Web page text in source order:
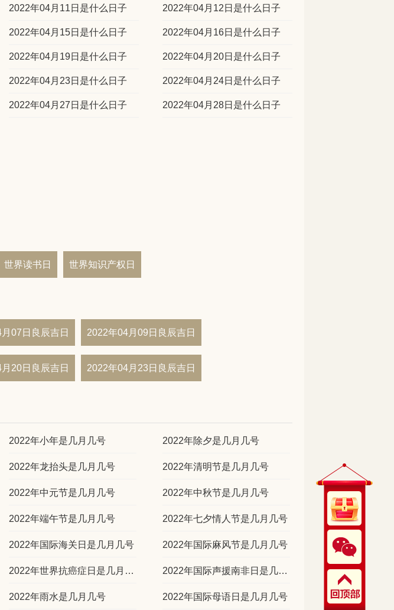
2022年04月11日是什么日子 2022年04月12日是什么日子
2022年04月15日是什么日子 2022年04月16日是什么日子
2022年04月19日是什么日子 2022年04月20日是什么日子
2022年04月23日是什么日子 2022年04月24日是什么日子
2022年04月27日是什么日子 2022年04月28日是什么日子
世界读书日 世界知识产权日
07日良辰吉日 2022年04月09日良辰吉日
20日良辰吉日 2022年04月23日良辰吉日
2022年小年是几月几号 2022年除夕是几月几号
2022年龙抬头是几月几号 2022年清明节是几月几号
2022年中元节是几月几号 2022年中秋节是几月几号
2022年端午节是几月几号 2022年七夕情人节是几月几号
2022年国际海关日是几月几号 2022年国际麻风节是几月几号
2022年世界抗癌症日是几月几号 2022年国际声援南非日是几月几号
2022年雨水是几月几号 2022年国际母语日是几月几号